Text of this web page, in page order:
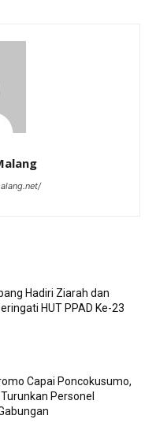
Hadiri Ziarah dan
HUT PPAD Ke-23
Capai Poncokusumo,
Personel